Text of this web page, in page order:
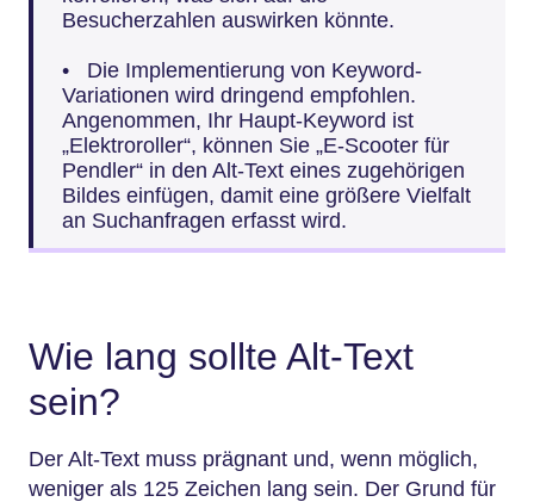
Besucherzahlen auswirken könnte.
• Die Implementierung von Keyword-
Variationen wird dringend empfohlen.
Angenommen, Ihr Haupt-Keyword ist
„Elektroroller“, können Sie „E-Scooter für
Pendler“ in den Alt-Text eines zugehörigen
Bildes einfügen, damit eine größere Vielfalt
an Suchanfragen erfasst wird.
Wie lang sollte Alt-Text
sein?
Der Alt-Text muss prägnant und, wenn möglich,
weniger als 125 Zeichen lang sein. Der Grund für